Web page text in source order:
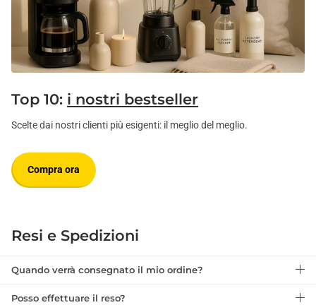
Top 10: i nostri bestseller
Scelte dai nostri clienti più esigenti: il meglio del meglio.
Compra ora
Resi e Spedizioni
Quando verrà consegnato il mio ordine?
Posso effettuare il reso?